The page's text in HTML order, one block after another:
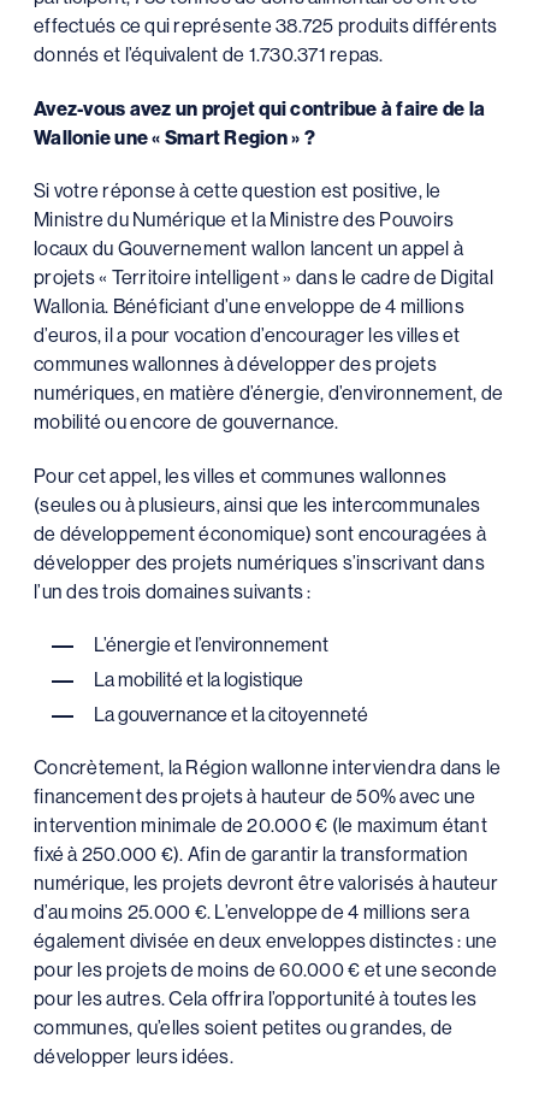
effectués ce qui représente 38.725 produits différents
donnés et l’équivalent de 1.730.371 repas.
Avez-vous avez un projet qui contribue à faire de la
Wallonie une « Smart Region » ?
Si votre réponse à cette question est positive, le
Ministre du Numérique et la Ministre des Pouvoirs
locaux du Gouvernement wallon lancent un appel à
projets « Territoire intelligent » dans le cadre de Digital
Wallonia. Bénéficiant d’une enveloppe de 4 millions
d’euros, il a pour vocation d’encourager les villes et
communes wallonnes à développer des projets
numériques, en matière d’énergie, d’environnement, de
mobilité ou encore de gouvernance.
Pour cet appel, les villes et communes wallonnes
(seules ou à plusieurs, ainsi que les intercommunales
de développement économique) sont encouragées à
développer des projets numériques s’inscrivant dans
l’un des trois domaines suivants :
L’énergie et l’environnement
La mobilité et la logistique
La gouvernance et la citoyenneté
Concrètement, la Région wallonne interviendra dans le
financement des projets à hauteur de 50% avec une
intervention minimale de 20.000 € (le maximum étant
fixé à 250.000 €). Afin de garantir la transformation
numérique, les projets devront être valorisés à hauteur
d’au moins 25.000 €. L’enveloppe de 4 millions sera
également divisée en deux enveloppes distinctes : une
pour les projets de moins de 60.000 € et une seconde
pour les autres. Cela offrira l’opportunité à toutes les
communes, qu’elles soient petites ou grandes, de
développer leurs idées.